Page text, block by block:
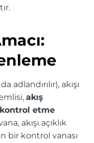
adlandırılır), akışı
akış
etme
akışı açıklık
bir kontrol vanası